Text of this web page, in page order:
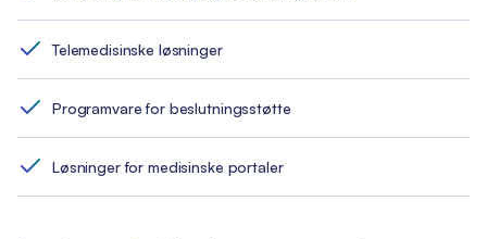
Telemedisinske løsninger
Programvare for beslutningsstøtte
Løsninger for medisinske portaler